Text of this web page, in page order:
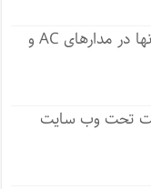
انواع اپتوکوپلر و کاربردهای آنها در مدارهای AC و
تحت وب سایت